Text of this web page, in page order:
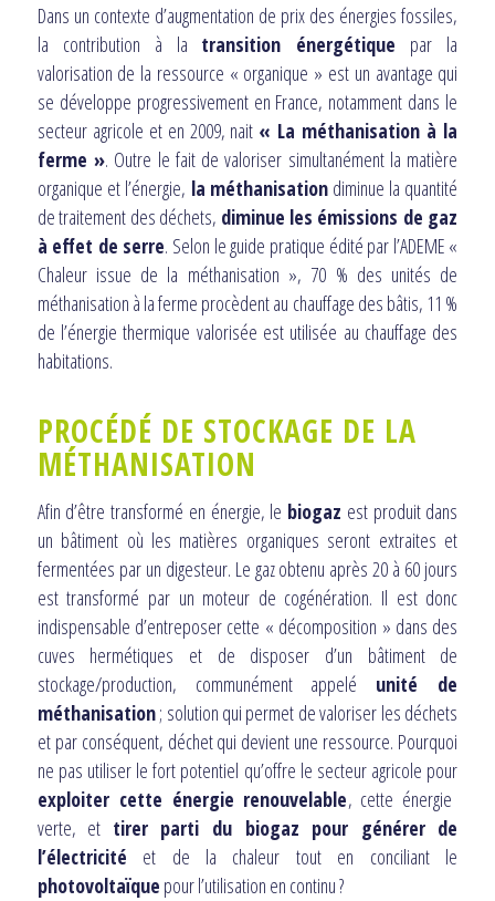
Dans un contexte d’augmentation de prix des énergies fossiles,
la contribution à la transition énergétique par la
valorisation de la ressource « organique » est un avantage qui
se développe progressivement en France, notamment dans le
secteur agricole et en 2009, nait « La méthanisation à la
ferme ». Outre le fait de valoriser simultanément la matière
organique et l’énergie, la méthanisation diminue la quantité
de traitement des déchets, diminue les émissions de gaz
à effet de serre. Selon le guide pratique édité par l’ADEME «
Chaleur issue de la méthanisation », 70 % des unités de
méthanisation à la ferme procèdent au chauffage des bâtis, 11 %
de l’énergie thermique valorisée est utilisée au chauffage des
habitations.
PROCÉDÉ DE STOCKAGE DE LA
MÉTHANISATION
Afin d’être transformé en énergie, le biogaz est produit dans
un bâtiment où les matières organiques seront extraites et
fermentées par un digesteur. Le gaz obtenu après 20 à 60 jours
est transformé par un moteur de cogénération. Il est donc
indispensable d’entreposer cette « décomposition » dans des
cuves hermétiques et de disposer d’un bâtiment de
stockage/production, communément appelé unité de
méthanisation; solution qui permet de valoriser les déchets
et par conséquent, déchet qui devient une ressource. Pourquoi
ne pas utiliser le fort potentiel qu’offre le secteur agricole pour
exploiter cette énergie renouvelable, cette énergie
verte, et tirer parti du biogaz pour générer de
l’électricité et de la chaleur tout en conciliant le
photovoltaïque pour l’utilisation en continu ?